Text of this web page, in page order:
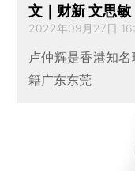
文｜财新 文思敏
2022年09月27日
卢仲辉是香港知
籍广东东莞